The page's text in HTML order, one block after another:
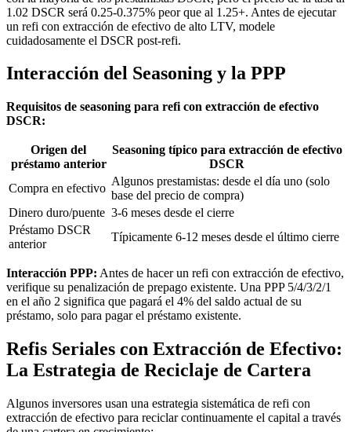
1.02 DSCR será 0.25-0.375% peor que al 1.25+. Antes de ejecutar
un refi con extracción de efectivo de alto LTV, modele
cuidadosamente el DSCR post-refi.
Interacción del Seasoning y la PPP
Requisitos de seasoning para refi con extracción de efectivo
DSCR:
Origen del
préstamo anterior
Seasoning típico para extracción de efectivo
DSCR
Compra en efectivo
Algunos prestamistas: desde el día uno (solo
base del precio de compra)
Dinero duro/puente 3-6 meses desde el cierre
Préstamo DSCR
anterior
Típicamente 6-12 meses desde el último cierre
Interacción PPP: Antes de hacer un refi con extracción de efectivo,
verifique su penalización de prepago existente. Una PPP 5/4/3/2/1
en el año 2 significa que pagará el 4% del saldo actual de su
préstamo, solo para pagar el préstamo existente.
Refis Seriales con Extracción de Efectivo:
La Estrategia de Reciclaje de Cartera
Algunos inversores usan una estrategia sistemática de refi con
extracción de efectivo para reciclar continuamente el capital a través